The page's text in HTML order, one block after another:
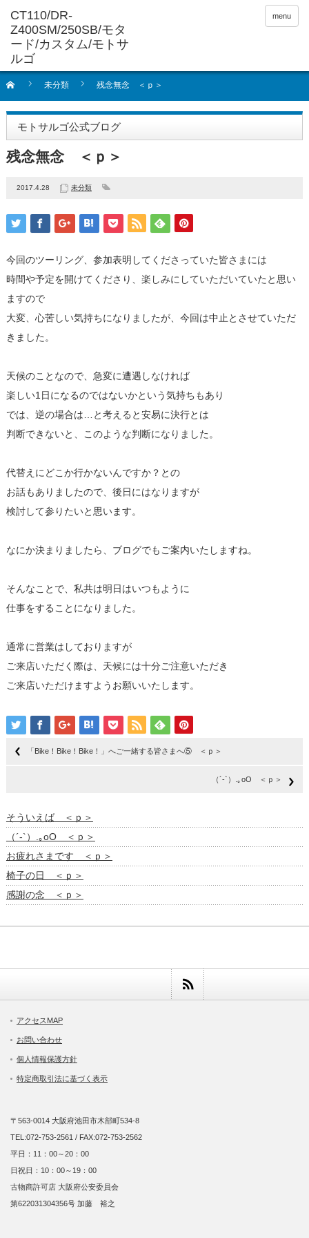
menu
未分類 残念無念 ＜ｐ＞
モトサルゴ公式ブログ
残念無念 ＜ｐ＞
2017.4.28 未分類
今回のツーリング、参加表明してくださっていた皆さまには
時間や予定を開けてくださり、楽しみにしていただいていたと思い
ますので
大変、心苦しい気持ちになりましたが、今回は中止とさせていただ
きました。
天候のことなので、急変に遭遇しなければ
楽しい1日になるのではないかという気持ちもあり
では、逆の場合は…と考えると安易に決行とは
判断できないと、このような判断になりました。
代替えにどこか行かないんですか？との
お話もありましたので、後日にはなりますが
検討して参りたいと思います。
なにか決まりましたら、ブログでもご案内いたしますね。
そんなことで、私共は明日はいつもように
仕事をすることになりました。
通常に営業はしておりますが
ご来店いただく際は、天候には十分ご注意いただき
ご来店いただけますようお願いいたします。
「Bike！Bike！Bike！」へご一緒する皆さまへ⑤ ＜ｐ＞
（´-`）.｡oO ＜ｐ＞
そういえば ＜ｐ＞
（´-`）.｡oO ＜ｐ＞
お疲れさまです ＜ｐ＞
椅子の日 ＜ｐ＞
感謝の念 ＜ｐ＞
アクセスMAP
お問い合わせ
個人情報保護方針
特定商取引法に基づく表示
〒563-0014 大阪府池田市木部町534-8
TEL:072-753-2561 / FAX:072-753-2562
平日：11：00～20：00
日祝日：10：00～19：00
古物商許可店 大阪府公安委員会
第622031304356号 加藤 裕之